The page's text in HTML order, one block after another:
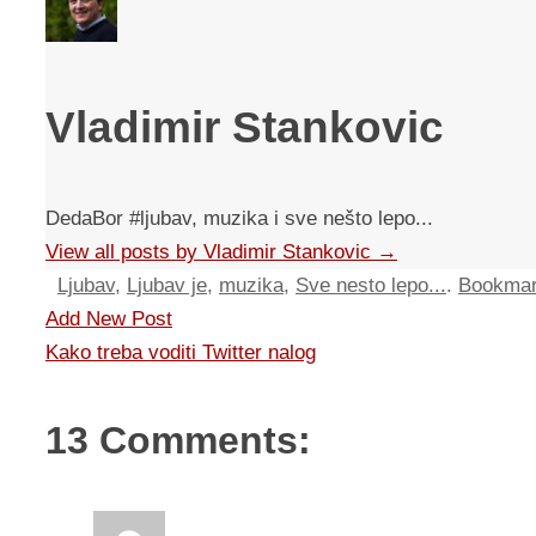
Vladimir Stankovic
DedaBor #ljubav, muzika i sve nešto lepo...
View all posts by Vladimir Stankovic →
Ljubav, Ljubav je, muzika, Sve nesto lepo....
Add New Post
Kako treba voditi Twitter nalog
13 Comments: